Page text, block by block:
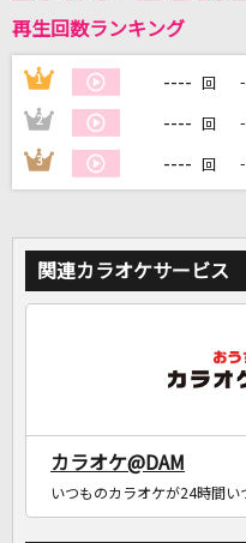
DAMに会員
カラオケ
再生回数ランキング
1 ---- 回
2 ---- 回
3 ---- 回
関連カラオケサービス
カラオケ@DAM
いつものカラオケが24時間い